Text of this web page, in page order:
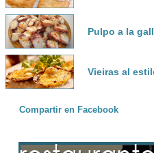
Pulpo a la
Vieiras al
Compartir en Facebook